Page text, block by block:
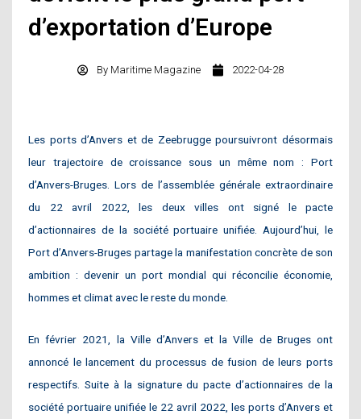
d’exportation d’Europe
By Maritime Magazine 2022-04-28
Les ports d’Anvers et de Zeebrugge poursuivront désormais
leur trajectoire de croissance sous un même nom : Port
d’Anvers-Bruges. Lors de l’assemblée générale extraordinaire
du 22 avril 2022, les deux villes ont signé le pacte
d’actionnaires de la société portuaire unifiée. Aujourd’hui, le
Port d’Anvers-Bruges partage la manifestation concrète de son
ambition : devenir un port mondial qui réconcilie économie,
hommes et climat avec le reste du monde.
En février 2021, la Ville d’Anvers et la Ville de Bruges ont
annoncé le lancement du processus de fusion de leurs ports
respectifs. Suite à la signature du pacte d’actionnaires de la
société portuaire unifiée le 22 avril 2022, les ports d’Anvers et